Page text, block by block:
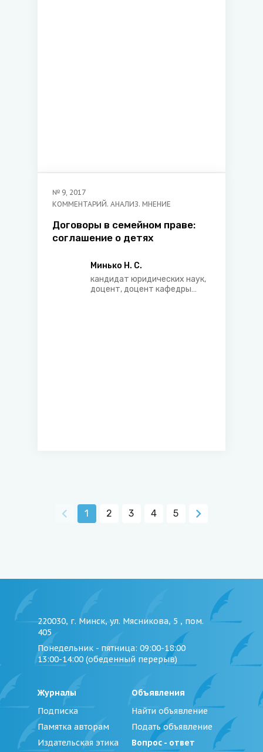
№ 9, 2017
КОММЕНТАРИЙ. АНАЛИЗ. МНЕНИЕ
Договоры в семейном праве:
соглашение о детях
Минько Н. С.
кандидат юридических наук,
доцент, доцент кафедры
1 2 3 4 5
220030, г. Минск, ул. Мясникова, 5 , пом.
405
Понедельник - пятница: 09:00-18:00
13:00-14:00 (обеденный перерыв)
Журналы
Подписка
Памятка авторам
Издательская этика
Объявления
Найти объявление
Подать объявление
Вопрос - ответ